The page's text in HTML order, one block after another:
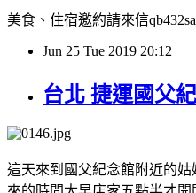
美食、住宿邀約請來信
Jun 25 Tue 2019 20:12
台北 捷運國父
這天來到國父紀念館附近的姑